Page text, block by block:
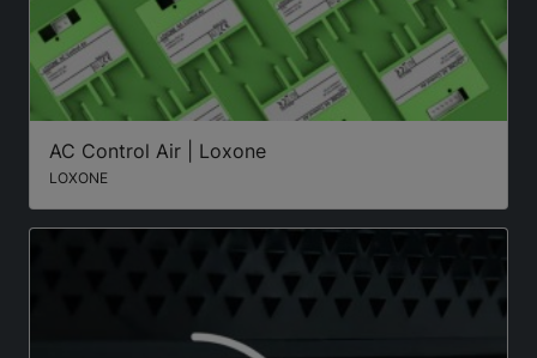
AC Control Air | Loxone
LOXONE